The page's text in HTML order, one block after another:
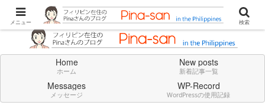
Don't think deeply. Feel always in English.
Home
ホーム
New posts
新着記事一覧
Messages
メッセージ
WP-Record
WordPressの使用記録
メニュー 検索